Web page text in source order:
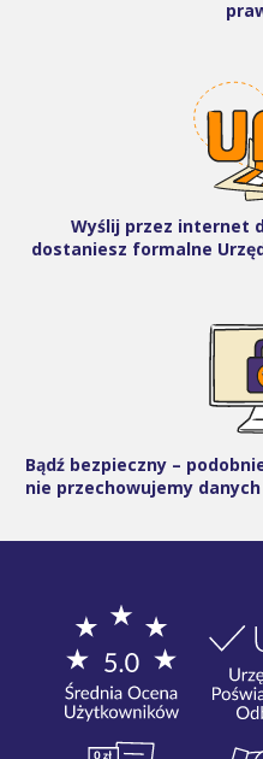
Wyślij przez internet
dostaniesz formalne
Bądź bezpieczny –
nie przechowujemy